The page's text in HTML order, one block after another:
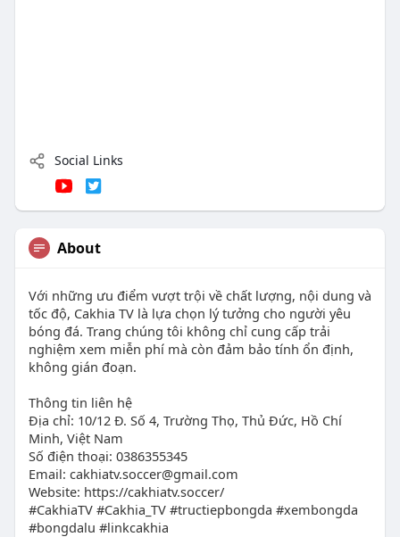
Social Links
About
Với những ưu điểm vượt trội về chất lượng, nội dung và
tốc độ, Cakhia TV là lựa chọn lý tưởng cho người yêu
bóng đá. Trang chúng tôi không chỉ cung cấp trải
nghiệm xem miễn phí mà còn đảm bảo tính ổn định,
không gián đoạn.
Thông tin liên hệ
Địa chỉ: 10/12 Đ. Số 4, Trường Thọ, Thủ Đức, Hồ Chí
Minh, Việt Nam
Số điện thoại: 0386355345
Email: cakhiatv.soccer@gmail.com
Website: https://cakhiatv.soccer/
#CakhiaTV #Cakhia_TV #tructiepbongda #xembongda
#bongdalu #linkcakhia